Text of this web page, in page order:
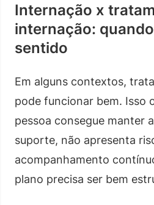
Internação x
internação:
sentido
Em alguns contextos,
pode funcionar bem. Isso
pessoa consegue manter
suporte, não apresenta
acompanhamento
plano precisa ser bem